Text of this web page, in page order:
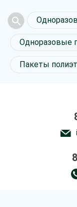
Одноразовые
Пакеты